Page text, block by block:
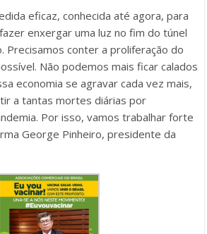
eficaz, conhecida até agora, para
enxergar uma luz no fim do túnel
Precisamos conter a proliferação do
Não podemos mais ficar calados
economia se agravar cada vez mais,
a tantas mortes diárias por
Por isso, vamos trabalhar forte
George Pinheiro, presidente da